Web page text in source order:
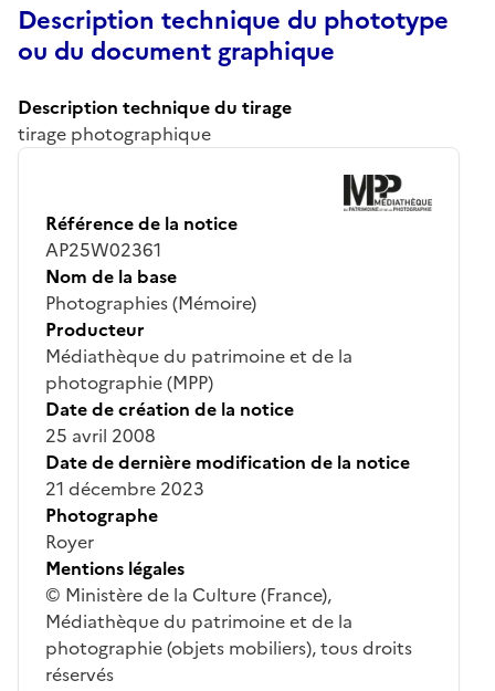
Description technique du phototype
ou du document graphique
Description technique du tirage
tirage photographique
Référence de la notice
AP25W02361
Nom de la base
Photographies (Mémoire)
Producteur
Médiathèque du patrimoine et de la
photographie (MPP)
Date de création de la notice
25 avril 2008
Date de dernière modification de la notice
21 décembre 2023
Photographe
Royer
Mentions légales
© Ministère de la Culture (France),
Médiathèque du patrimoine et de la
photographie (objets mobiliers), tous droits
réservés